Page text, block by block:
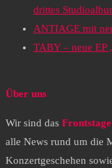
drittes
ANTIAGE mit
TABY – neue EP
Über uns
Wir sind das
alle News rund um die
Konzertgeschehen